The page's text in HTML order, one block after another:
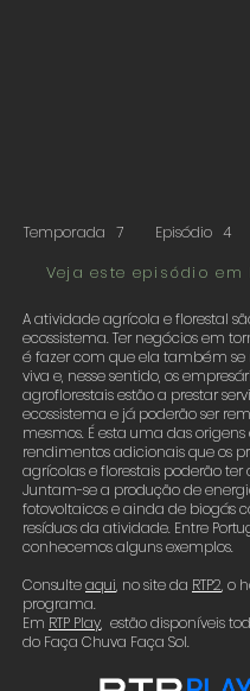
Temporada 7 Episódio 4
Veja este episódio em
A atividade agrícola e florestal
ecossistema. Ter negócios em
é fazer com que ela também
viva e, nesse sentido, os
agroflorestais estão a prestar
ecossistema e já poderão ser
mesmos. É esta uma das origens
rendimentos adicionais que os
agrícolas e florestais poderão
Juntam-se a produção de
fotovoltaicos e ainda de biogás
resíduos da atividade. Entre
conhecemos alguns exemplos.
Consulteaqui, no site da RTP2, o
programa.
Em RTP Play, estão disponíveis
do Faça Chuva Faça Sol.